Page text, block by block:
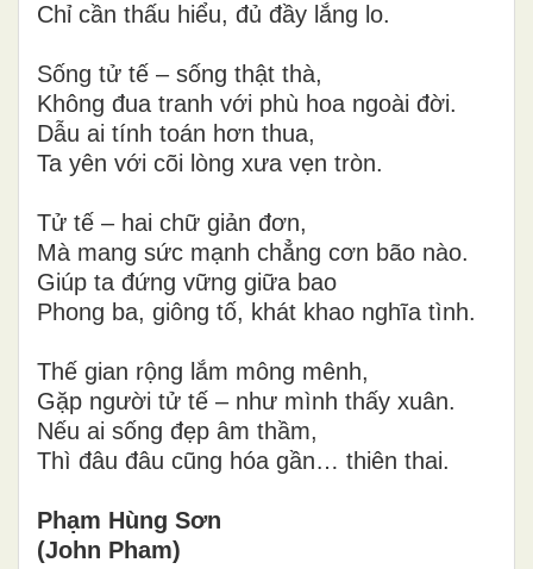
Chỉ cần thấu hiểu, đủ đầy lắng lo.
Sống tử tế – sống thật thà,
Không đua tranh với phù hoa ngoài đời.
Dẫu ai tính toán hơn thua,
Ta yên với cõi lòng xưa vẹn tròn.
Tử tế – hai chữ giản đơn,
Mà mang sức mạnh chẳng cơn bão nào.
Giúp ta đứng vững giữa bao
Phong ba, giông tố, khát khao nghĩa tình.
Thế gian rộng lắm mông mênh,
Gặp người tử tế – như mình thấy xuân.
Nếu ai sống đẹp âm thầm,
Thì đâu đâu cũng hóa gần… thiên thai.
Phạm Hùng Sơn
(John Pham)